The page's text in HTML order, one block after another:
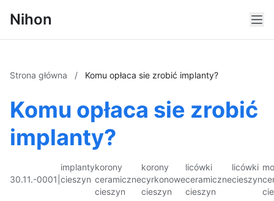
Nihon
Strona główna / Komu opłaca sie zrobić implanty?
Komu opłaca sie zrobić
implanty?
30.11.-0001
implanty
cieszyn
korony
ceramiczne
cieszyn
korony
cyrkonowe
cieszyn
licówki
ceramiczne
cieszyn
licówki
cieszyn